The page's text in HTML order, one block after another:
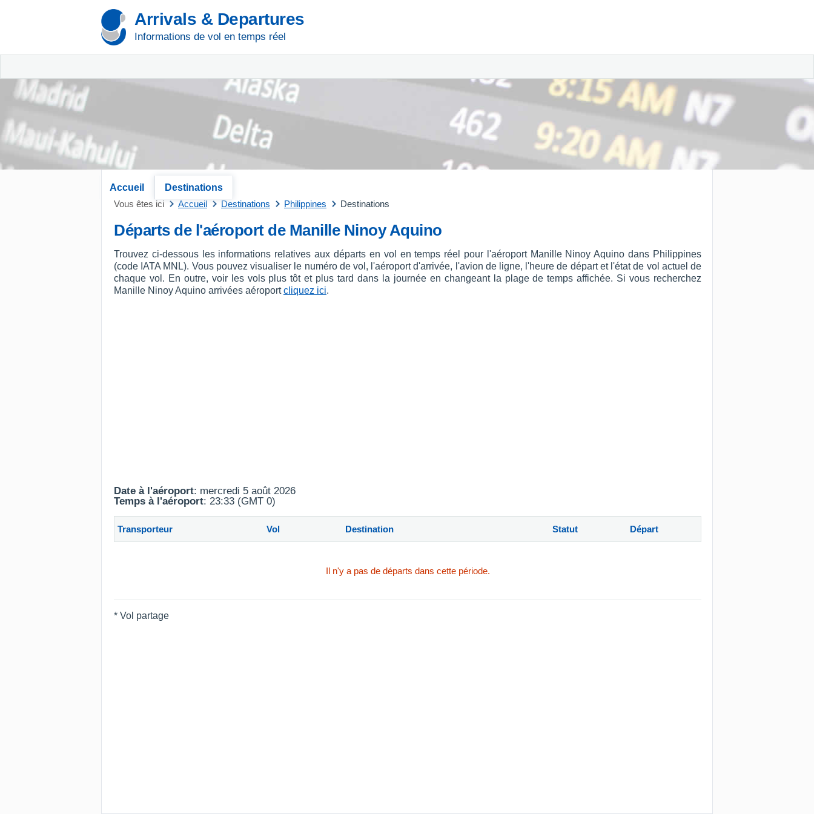
Arrivals & Departures
Informations de vol en temps réel
Accueil
Destinations
Vous êtes ici
Accueil Destinations Philippines Destinations
Départs de l'aéroport de Manille Ninoy Aquino
Trouvez ci-dessous les informations relatives aux départs en vol en temps réel pour l'aéroport Manille Ninoy Aquino dans Philippines
(code IATA MNL). Vous pouvez visualiser le numéro de vol, l'aéroport d'arrivée, l'avion de ligne, l'heure de départ et l'état de vol actuel de
chaque vol. En outre, voir les vols plus tôt et plus tard dans la journée en changeant la plage de temps affichée. Si vous recherchez
Manille Ninoy Aquino arrivées aéroportcliquez ici.
Date à l'aéroport: mercredi 5 août 2026
Temps à l'aéroport: 23:33 (GMT 0)
Transporteur Vol Destination Statut Départ
Il n'y a pas de départs dans cette période.
* Vol partage